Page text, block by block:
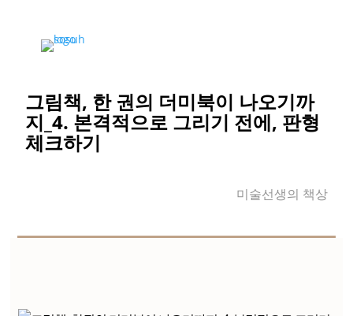
그림책, 한 권의 더미북이 나오기까
지_4. 본격적으로 그리기 전에, 판형
체크하기
미술선생의 책상